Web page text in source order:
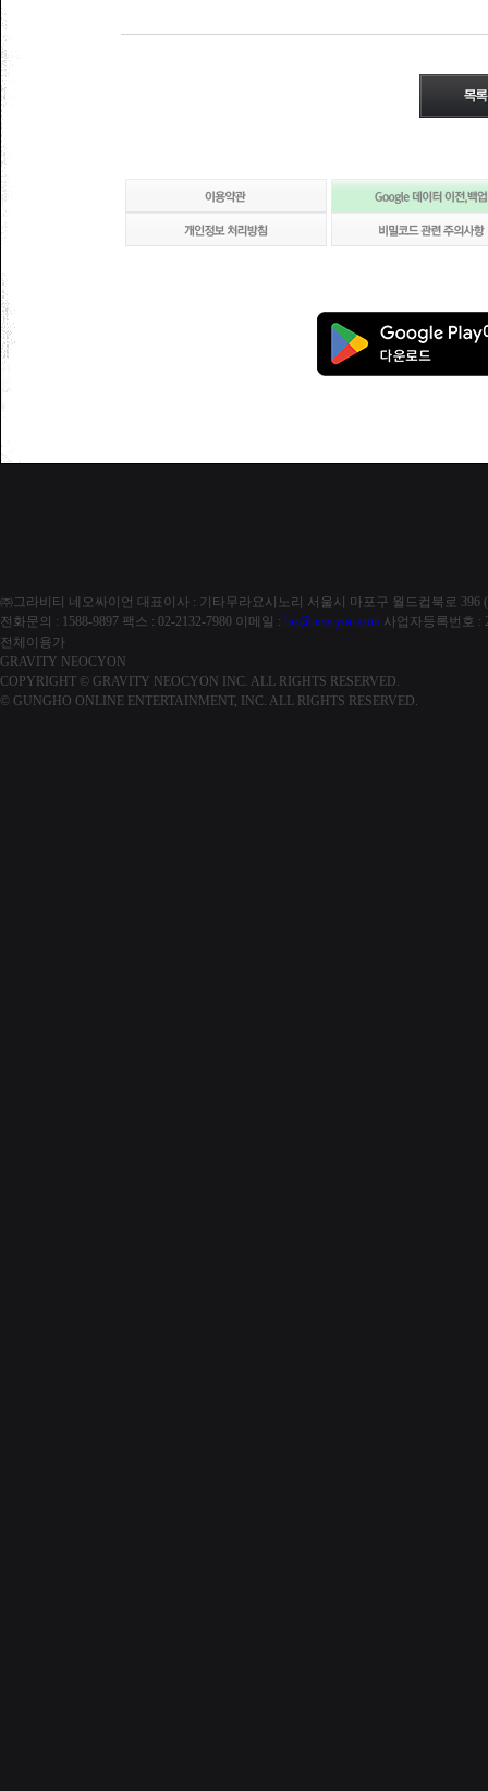
㈜그라비티 네오싸이언 대표이사 : 기타무라요시노리 서울시 마포구 월드컵북로 396
전화문의 : 1588-9897 팩스 : 02-2132-7980 이메일 : biz@neocyon.com 사업자등록번호 :
전체이용가
GRAVITY NEOCYON
COPYRIGHT © GRAVITY NEOCYON INC. ALL RIGHTS RESERVED.
© GUNGHO ONLINE ENTERTAINMENT, INC. ALL RIGHTS RESERVED.